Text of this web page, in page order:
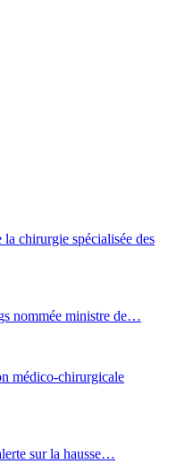
chirurgie spécialisée des
nommée ministre de…
médico-chirurgicale
sur la hausse…